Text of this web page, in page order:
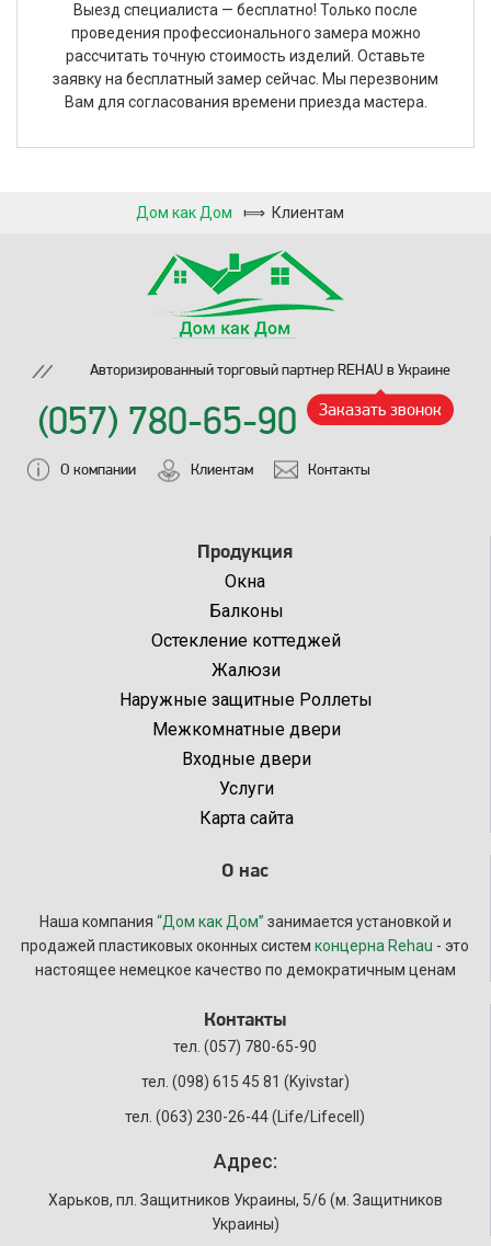
Выезд специалиста — бесплатно! Только после
проведения профессионального замера можно
рассчитать точную стоимость изделий. Оставьте
заявку на бесплатный замер сейчас. Мы перезвоним
Вам для согласования времени приезда мастера.
Дом как Дом ⟾ Клиентам
Авторизированный торговый партнер REHAU в Украине
(057) 780-65-90 Заказать звонок
О компании Клиентам Контакты
Продукция
Окна
Балконы
Остекление коттеджей
Жалюзи
Наружные защитные Роллеты
Межкомнатные двери
Входные двери
Услуги
Карта сайта
О нас
Наша компания “Дом как Дом” занимается установкой и
продажей пластиковых оконных систем концерна Rehau - это
настоящее немецкое качество по демократичным ценам
Контакты
тел. (057) 780-65-90
тел. (098) 615 45 81 (Kyivstar)
тел. (063) 230-26-44 (Life/Lifecell)
Адрес:
Харьков, пл. Защитников Украины, 5/6 (м. Защитников
Украины)